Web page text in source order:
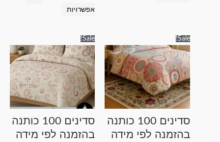
אפשרויות
Sale!
סדינים 100 כותנה
בהזמנה לפי מידה
מחירים:
⁦₪35.00⁩
עד
⁦₪180.00⁩
זה
יש
מספר
סוגים.
ניתן
את
האפשרויות
Sale!
סדינים 100 כותנה
בהזמנה לפי מידה
מחירים:
⁦₪35.00⁩
עד
⁦₪180.00⁩
זה
יש
מספר
סוגים.
ניתן
את
האפשרויות